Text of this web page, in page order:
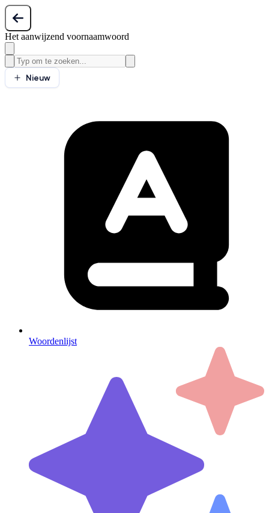
Het aanwijzend voornaamwoord
Nieuw
Woordenlijst